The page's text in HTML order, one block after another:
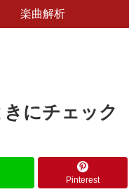
楽曲解析
にチェック
Pinterest